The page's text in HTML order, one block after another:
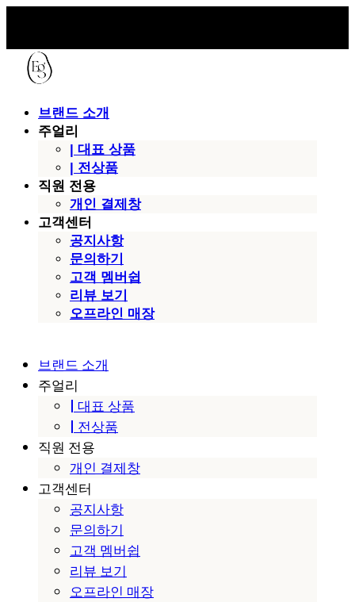
브랜드 소개
주얼리
| 대표 상품
| 전상품
직원 전용
개인 결제창
고객센터
공지사항
문의하기
고객 멤버쉽
리뷰 보기
오프라인 매장
브랜드 소개
주얼리
| 대표 상품
| 전상품
직원 전용
개인 결제창
고객센터
공지사항
문의하기
고객 멤버쉽
리뷰 보기
오프라인 매장